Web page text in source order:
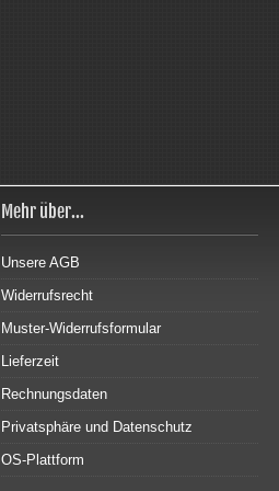
Mehr über...
Unsere AGB
Widerrufsrecht
Muster-Widerrufsformular
Lieferzeit
Rechnungsdaten
Privatsphäre und Datenschutz
OS-Plattform